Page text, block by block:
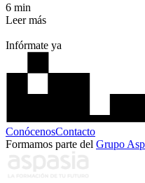
6 min
Leer más
Infórmate ya
ConócenosContacto
Formamos parte del Grupo